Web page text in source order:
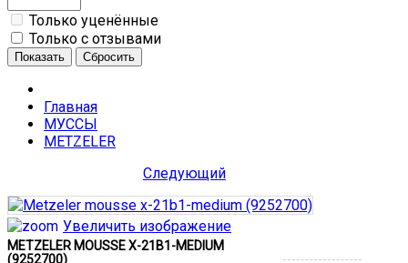
Только уценённые
Только с отзывами
Показать Сбросить
Главная
МУССЫ
METZELER
Следующий
Увеличить изображение
METZELER MOUSSE X-21B1-MEDIUM
(9252700)